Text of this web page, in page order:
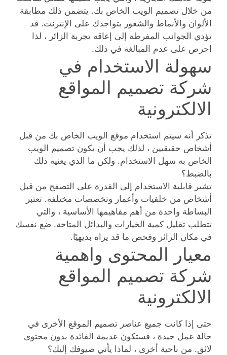
من خلال تصميم الويب الخاص بك. يتضمن ذلك مطابقة
الألوان والأنماط والشعور بتواجدك على الإنترنت. قد
تؤدي الجوانب المفرطة إلى إعاقة تجربة الزائر ، لذا
احرص على عدم المبالغة في ذلك.
سهولة الاستخدام في
شركة تصميم المواقع
الالكترونية
تذكر أنه سيتم استخدام موقع الويب الخاص بك من قبل
أشخاص حقيقيين ، لذلك يجب أن يكون تصميم الويب
الخاص به سهل الاستخدام. ولكن ما الذي يعنيه ذلك
بالضبط؟
تشير قابلية الاستخدام إلى القدرة على التصفح من قبل
أشخاص من خلفيات وأعمار وتخصصات مختلفة. تعتبر
البساطة واحدة من أهم مفاهيمها الأساسية ، والتي
تتطلب تقليل كمية الخيارات والبدائل المتاحة. ضع نفسك
في مكان الزائر وفحص ما قد يراه بديهيًا.
معيار المحتوى واهمية
شركة تصميم المواقع
الالكترونية
حتى إذا كانت جميع عناصر تصميم الموقع الأخرى في
حالة عمل جيدة ، فستكون عديمة الفائدة بدون محتوى
لائق. من ناحية أخرى ، لماذا يأتي ضيوفك إليك؟